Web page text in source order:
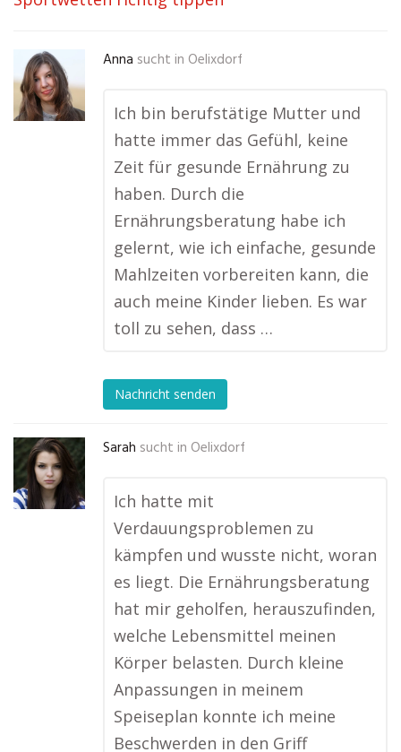
Anna sucht in Oelixdorf
Ich bin berufstätige Mutter und
hatte immer das Gefühl, keine
Zeit für gesunde Ernährung zu
haben. Durch die
Ernährungsberatung habe ich
gelernt, wie ich einfache, gesunde
Mahlzeiten vorbereiten kann, die
auch meine Kinder lieben. Es war
toll zu sehen, dass …
Nachricht senden
Sarah sucht in Oelixdorf
Ich hatte mit
Verdauungsproblemen zu
kämpfen und wusste nicht, woran
es liegt. Die Ernährungsberatung
hat mir geholfen, herauszufinden,
welche Lebensmittel meinen
Körper belasten. Durch kleine
Anpassungen in meinem
Speiseplan konnte ich meine
Beschwerden in den Griff